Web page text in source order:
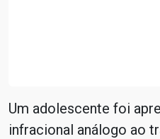
Um adolescente foi
infracional análogo ao